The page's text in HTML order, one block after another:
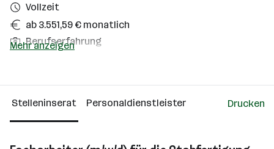
Vollzeit
ab 3.551,59 € monatlich
Berufserfahrung
Über das Unternehmen
Wien
Mehr anzeigen
Stelleninserat Personaldienstleister Drucken